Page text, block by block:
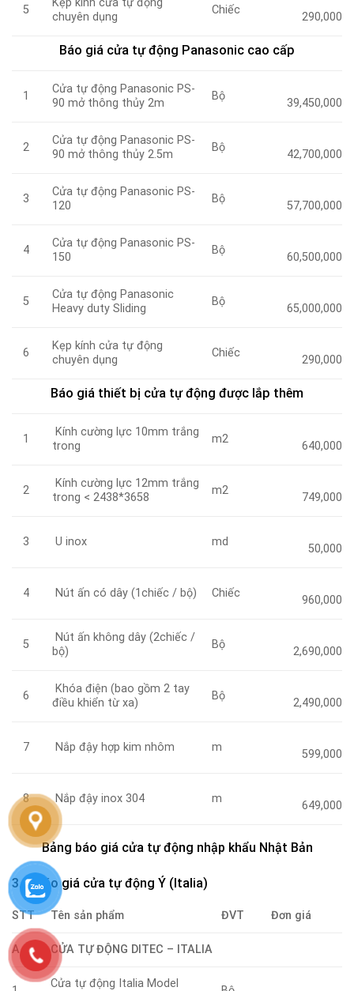
5
chuyên dụng
Chiếc
290,000
Báo giá cửa tự động Panasonic cao cấp
1
Cửa tự động Panasonic PS-
90 mở thông thủy 2m
Bộ
39,450,000
2
Cửa tự động Panasonic PS-
90 mở thông thủy 2.5m
Bộ
42,700,000
3
Cửa tự động Panasonic PS-
120
Bộ
57,700,000
4
Cửa tự động Panasonic PS-
150
Bộ
60,500,000
5
Cửa tự động Panasonic
Heavy duty Sliding
Bộ
65,000,000
6
Kẹp kính cửa tự động
chuyên dụng
Chiếc
290,000
Báo giá thiết bị cửa tự động được lắp thêm
1
Kính cường lực 10mm trắng
trong
m2
640,000
2
Kính cường lực 12mm trắng
trong < 2438*3658
m2
749,000
3 U inox md
50,000
4 Nút ấn có dây (1chiếc / bộ) Chiếc
960,000
5
Nút ấn không dây (2chiếc /
bộ)
Bộ
2,690,000
6
Khóa điện (bao gồm 2 tay
điều khiển từ xa)
Bộ
2,490,000
7 Nắp đậy hợp kim nhôm m
599,000
8 Nắp đậy inox 304 m
649,000
Bảng báo giá cửa tự động nhập khẩu Nhật Bản
3.3. Báo giá cửa tự động Ý (Italia)
STT Tên sản phẩm ĐVT Đơn giá
A CỬA TỰ ĐỘNG DITEC – ITALIA
Cửa tự động Italia Model